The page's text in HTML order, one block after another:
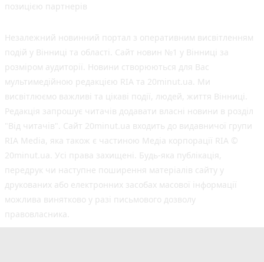
позицією партнерів
Незалежний новинний портал з оперативним висвітленням
подій у Вінниці та області. Сайт новин №1 у Вінниці за
розміром аудиторії. Новини створюються для Вас
мультимедійною редакцією RIA та 20minut.ua. Ми
висвітлюємо важливі та цікаві події, людей, життя Вінниці.
Редакція запрошує читачів додавати власні новини в розділ
"Від читачів". Сайт 20minut.ua входить до видавничої групи
RIA Media, яка також є частиною Медіа корпорації RIA ©
20minut.ua. Усі права захищені. Будь-яка публiкацiя,
передрук чи наступне поширення матеріалів сайту у
друкованих або електронних засобах масової інформації
можлива винятково у разі письмового дозволу
правовласника.